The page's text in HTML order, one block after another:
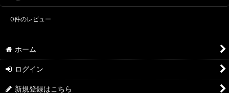
0件のレビュー
ホーム
ログイン
新規登録はこちら